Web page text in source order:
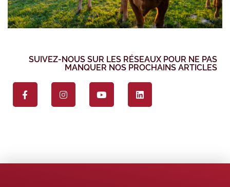
SUIVEZ-NOUS SUR LES RÉSEAUX POUR NE PAS
MANQUER NOS PROCHAINS ARTICLES